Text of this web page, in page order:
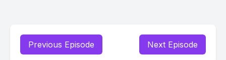
Previous Episode Next Episode